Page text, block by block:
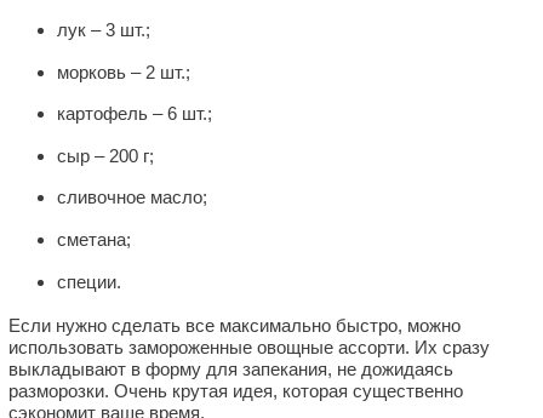
лук – 3 шт.;
морковь – 2 шт.;
картофель – 6 шт.;
сыр – 200 г;
сливочное масло;
сметана;
специи.
Если нужно сделать все максимально быстро, можно
использовать замороженные овощные ассорти. Их сразу
выкладывают в форму для запекания, не дожидаясь
разморозки. Очень крутая идея, которая существенно
сэкономит ваше время.